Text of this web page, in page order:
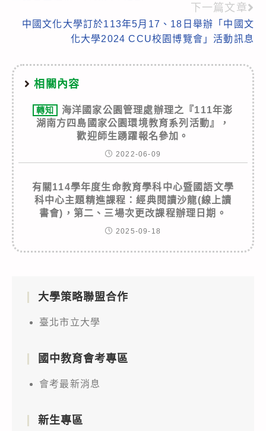
下一篇文章
中國文化大學訂於113年5月17、18日舉辦「中國文
化大學2024 CCU校園博覽會」活動訊息
相關內容
轉知
海洋國家公園管理處辦理之『111年澎
湖南方四島國家公園環境教育系列活動』，
歡迎師生踴躍報名參加。
2022-06-09
有關114學年度生命教育學科中心暨國語文學
科中心主題精進課程：經典閱讀沙龍(線上讀
書會)，第二、三場次更改課程辦理日期。
2025-09-18
大學策略聯盟合作
臺北市立大學
國中教育會考專區
會考最新消息
新生專區